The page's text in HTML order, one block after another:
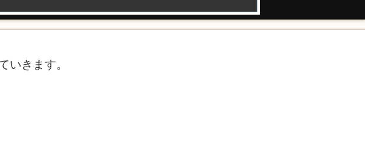
いきます。